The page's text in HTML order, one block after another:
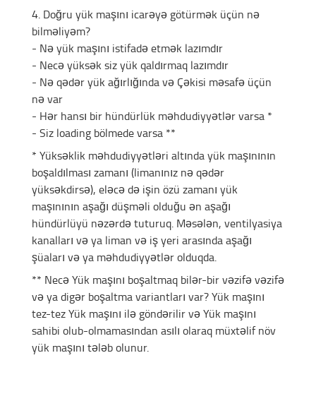
4. Doğru yük maşını icarəyə götürmək üçün nə
bilməliyəm?
- Nə yük maşını istifadə etmək lazımdır
- Necə yüksək siz yük qaldırmaq lazımdır
- Nə qədər yük ağırlığında və Çəkisi məsafə üçün
nə var
- Hər hansı bir hündürlük məhdudiyyətlər varsa *
- Siz loading bölmede varsa **
* Yüksəklik məhdudiyyətləri altında yük maşınının
boşaldılması zamanı (limanınız nə qədər
yüksəkdirsə), eləcə də işin özü zamanı yük
maşınının aşağı düşməli olduğu ən aşağı
hündürlüyü nəzərdə tuturuq. Məsələn, ventilyasiya
kanalları və ya liman və iş yeri arasında aşağı
şüaları və ya məhdudiyyətlər olduqda.
** Necə Yük maşını boşaltmaq bilər-bir vəzifə vəzifə
və ya digər boşaltma variantları var? Yük maşını
tez-tez Yük maşını ilə göndərilir və Yük maşını
sahibi olub-olmamasından asılı olaraq müxtəlif növ
yük maşını tələb olunur.